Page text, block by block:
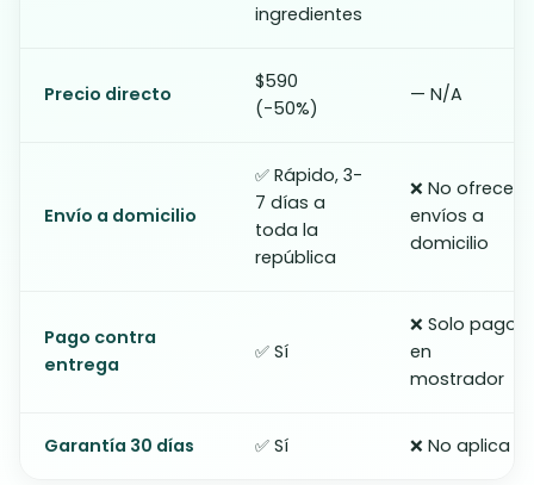
ingredientes
Precio directo
$590
(-50%)
— N/A
Envío a domicilio
✅ Rápido, 3-
7 días a
toda la
república
❌ No ofrece
envíos a
domicilio
Pago contra
entrega
✅ Sí
❌ Solo pago
en
mostrador
Garantía 30 días ✅ Sí ❌ No aplica